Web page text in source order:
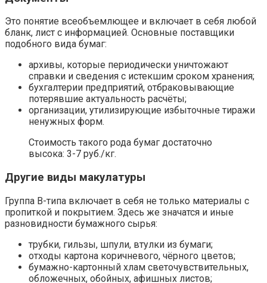
Это понятие всеобъемлющее и включает в себя любой
бланк, лист с информацией. Основные поставщики
подобного вида бумаг:
архивы, которые периодически уничтожают
справки и сведения с истекшим сроком хранения;
бухгалтерии предприятий, отбраковывающие
потерявшие актуальность расчёты;
организации, утилизирующие избыточные тиражи
ненужных форм.
Стоимость такого рода бумаг достаточно
высока: 3-7 руб./кг.
Другие виды макулатуры
Группа В-типа включает в себя не только материалы с
пропиткой и покрытием. Здесь же значатся и иные
разновидности бумажного сырья:
трубки, гильзы, шпули, втулки из бумаги;
отходы картона коричневого, чёрного цветов;
бумажно-картонный хлам светочувствительных,
обложечных, обойных, афишных листов;